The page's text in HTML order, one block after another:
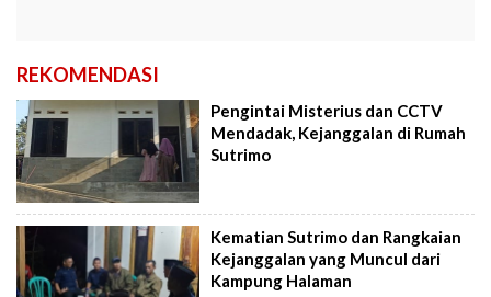
REKOMENDASI
Pengintai Misterius dan CCTV
Mendadak, Kejanggalan di Rumah
Sutrimo
Kematian Sutrimo dan Rangkaian
Kejanggalan yang Muncul dari
Kampung Halaman